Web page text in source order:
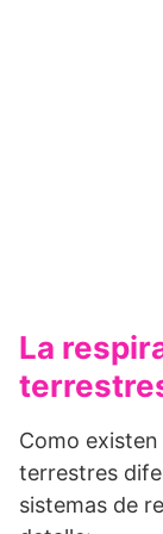
La
Como
terrestres
sistemas de